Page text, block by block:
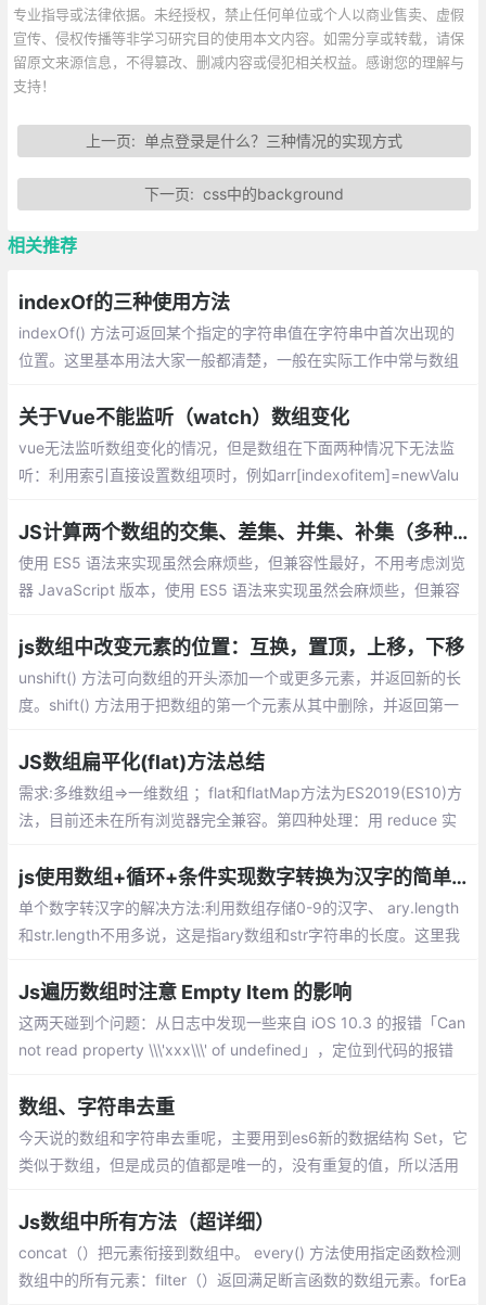
专业指导或法律依据。未经授权，禁止任何单位或个人以商业售卖、虚假
宣传、侵权传播等非学习研究目的使用本文内容。如需分享或转载，请保
留原文来源信息，不得篡改、删减内容或侵犯相关权益。感谢您的理解与
支持！
上一页: 单点登录是什么？三种情况的实现方式
下一页: css中的background
相关推荐
indexOf的三种使用方法
indexOf() 方法可返回某个指定的字符串值在字符串中首次出现的
位置。这里基本用法大家一般都清楚，一般在实际工作中常与数组
关于Vue不能监听（watch）数组变化
vue无法监听数组变化的情况，但是数组在下面两种情况下无法监
听：利用索引直接设置数组项时，例如arr[indexofitem]=newValu
JS计算两个数组的交集、差集、并集、补集（多种实现方式）
使用 ES5 语法来实现虽然会麻烦些，但兼容性最好，不用考虑浏览
器 JavaScript 版本，使用 ES5 语法来实现虽然会麻烦些，但兼容
方库。
js数组中改变元素的位置：互换，置顶，上移，下移
unshift() 方法可向数组的开头添加一个或更多元素，并返回新的长
度。shift() 方法用于把数组的第一个元素从其中删除，并返回第一
素
JS数组扁平化(flat)方法总结
需求:多维数组=>一维数组 ；flat和flatMap方法为ES2019(ES10)方
法，目前还未在所有浏览器完全兼容。第四种处理：用 reduce 实
js使用数组+循环+条件实现数字转换为汉字的简单方法。
单个数字转汉字的解决方法:利用数组存储0-9的汉字、 ary.length
和str.length不用多说，这是指ary数组和str字符串的长度。这里我
为j的元素,在ary中索引为i的元素。
Js遍历数组时注意 Empty Item 的影响
这两天碰到个问题：从日志中发现一些来自 iOS 10.3 的报错「Can
not read property \\\'xxx\\\' of undefined」，定位到代码的报错
Object，但实际上出现了异常的元素
数组、字符串去重
今天说的数组和字符串去重呢，主要用到es6新的数据结构 Set，它
类似于数组，但是成员的值都是唯一的，没有重复的值，所以活用
Js数组中所有方法（超详细）
concat（）把元素衔接到数组中。 every() 方法使用指定函数检测
数组中的所有元素：filter（）返回满足断言函数的数组元素。forEa